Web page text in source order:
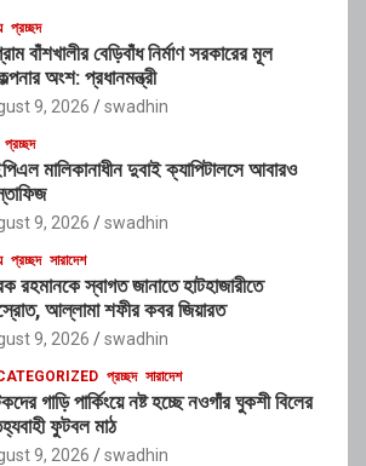
প্রচ্ছদ
বাঁশখালীর বেড়িবাঁধ নির্মাণ সরকারের মূল
অংশ: প্রধানমন্ত্রী
9, 2026 swadhin
প্রচ্ছদ
মালিকানাধীন দুবাই ক্যাপিটালসে আবারও
9, 2026 swadhin
প্রচ্ছদ সারাদেশ
রহমানকে স্বাগত জানাতে হাটহাজারীতে
আল্লামা শফীর কবর জিয়ারত
9, 2026 swadhin
প্রচ্ছদ সারাদেশ
গাড়ি পার্কিংয়ে নষ্ট হচ্ছে নওগাঁর ঘুকশী বিলের
ফুটবল মাঠ
9, 2026 swadhin